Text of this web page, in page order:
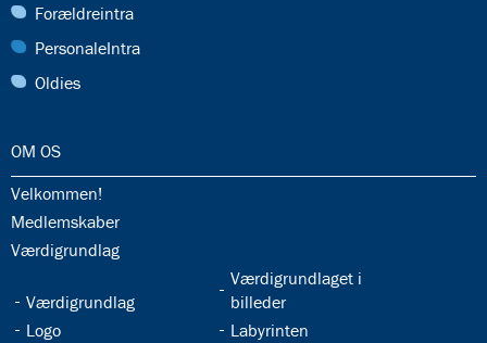
29.0:
Forældreintra
30.0:
PersonaleIntra
31.0:
Oldies
32.0:
OM OS
32.1:
Velkommen!
32.2:
Medlemskaber
32.3:
Værdigrundlag
32.4:
Værdigrundlag
32.5:
Værdigrundlaget i
billeder
32.6:
Logo 32.7:
Labyrinten